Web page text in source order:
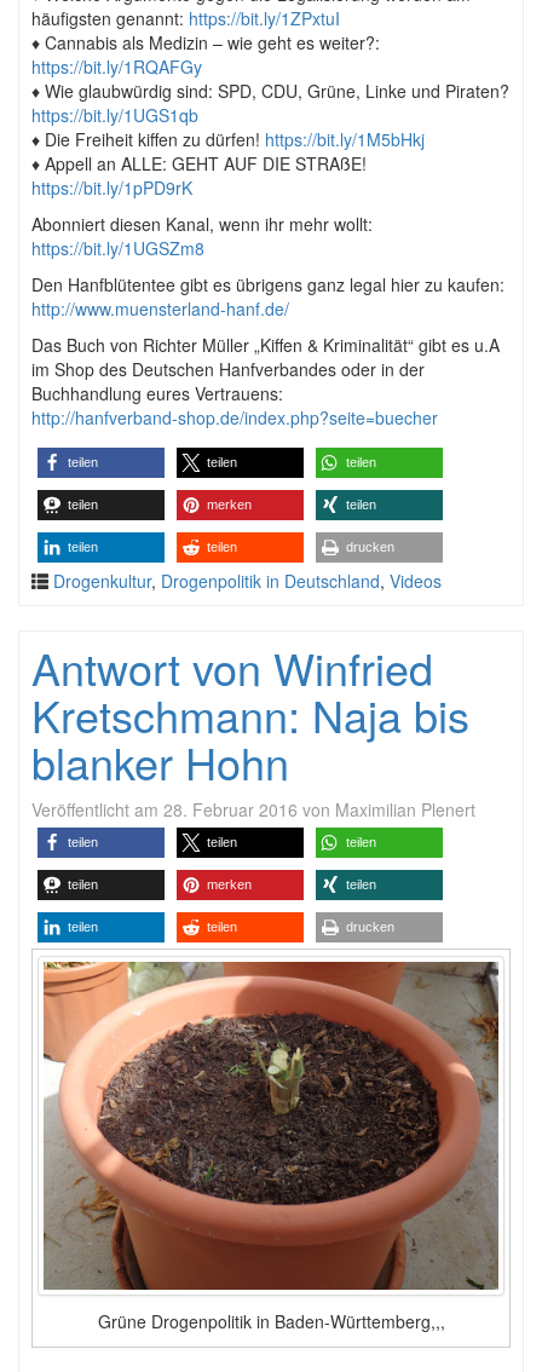
häufigsten genannt: https://bit.ly/1ZPxtuI
♦ Cannabis als Medizin – wie geht es weiter?:
https://bit.ly/1RQAFGy
♦ Wie glaubwürdig sind: SPD, CDU, Grüne, Linke und Piraten?
https://bit.ly/1UGS1qb
♦ Die Freiheit kiffen zu dürfen! https://bit.ly/1M5bHkj
♦ Appell an ALLE: GEHT AUF DIE STRAßE!
https://bit.ly/1pPD9rK
Abonniert diesen Kanal, wenn ihr mehr wollt:
https://bit.ly/1UGSZm8
Den Hanfblütentee gibt es übrigens ganz legal hier zu kaufen:
http://www.muensterland-hanf.de/
Das Buch von Richter Müller „Kiffen & Kriminalität“ gibt es u.A
im Shop des Deutschen Hanfverbandes oder in der
Buchhandlung eures Vertrauens:
http://hanfverband-shop.de/index.php?seite=buecher
teilen teilen teilen
teilen merken teilen
teilen teilen drucken
Drogenkultur, Drogenpolitik in Deutschland, Videos
Antwort von Winfried
Kretschmann: Naja bis
blanker Hohn
Veröffentlicht am 28. Februar 2016 von Maximilian Plenert
teilen teilen teilen
teilen merken teilen
teilen teilen drucken
Grüne Drogenpolitik in Baden-Württemberg,,,